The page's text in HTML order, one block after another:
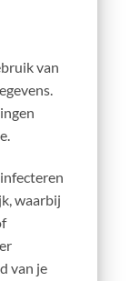
van
waarbij
van je